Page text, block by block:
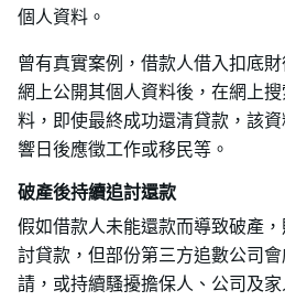
個人資料。
曾有真實案例，借款人借入扣底
網上公開其個人資料後，在網上
料，即使最終成功還清貸款，該
響日後應徵工作或移民等。
破產後持續追討還款
假如借款人未能還款而導致破產
討貸款，但部份第三方追數公司
請，或持續騷擾擔保人、公司及家